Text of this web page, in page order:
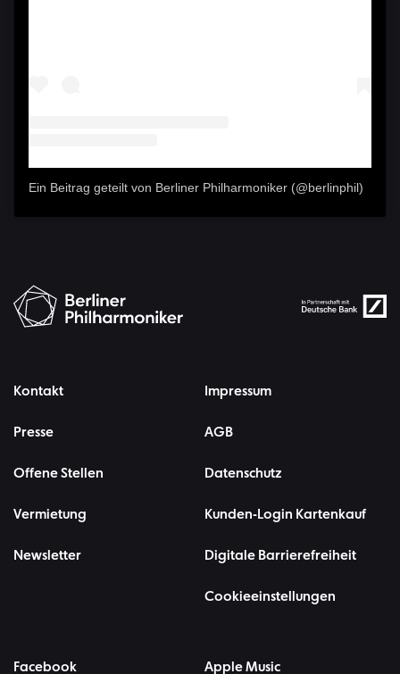
Ein Beitrag geteilt von Berliner Philharmoniker (@berlinphil)
Kontakt
Presse
Offene Stellen
Vermietung
Newsletter
Impressum
AGB
Datenschutz
Kunden-Login Kartenkauf
Digitale Barrierefreiheit
Cookieeinstellungen
Facebook Apple Music